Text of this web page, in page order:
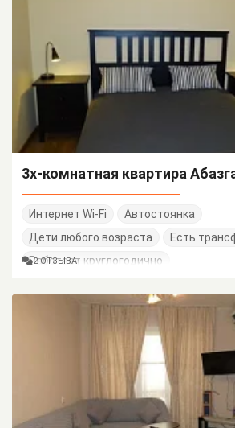
3х-комнатная квартира
Интернет Wi-Fi
Автостоянка
Дети любого возраста
Есть
Работает круглогодично
2 ОТЗЫВА